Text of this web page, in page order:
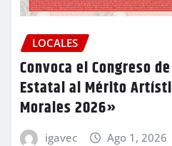
LOCALES
Convoca el Congreso
Estatal al Mérito
Morales 2026»
igavec Ago 1, 2026